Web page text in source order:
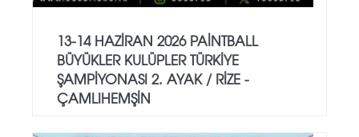
13-14 HAZİRAN 2026 PAİNTBALL
BÜYÜKLER KULÜPLER TÜRKİYE
ŞAMPİYONASI 2. AYAK / RİZE -
ÇAMLIHEMŞİN